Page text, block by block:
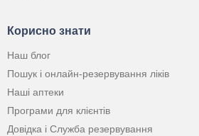
Корисно знати
Наш блог
Пошук і онлайн-резервування ліків
Наші аптеки
Програми для клієнтів
Довідка і Служба резервування